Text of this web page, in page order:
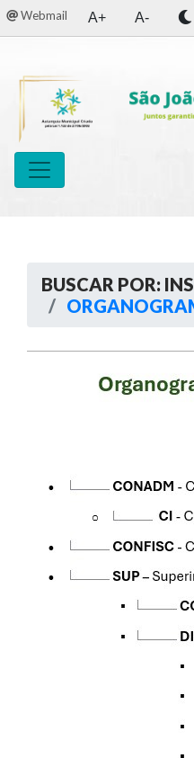
Webmail A+ A-
BUSCAR POR: